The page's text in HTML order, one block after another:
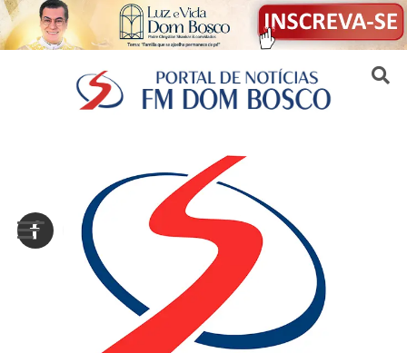
Sair da versão mobile